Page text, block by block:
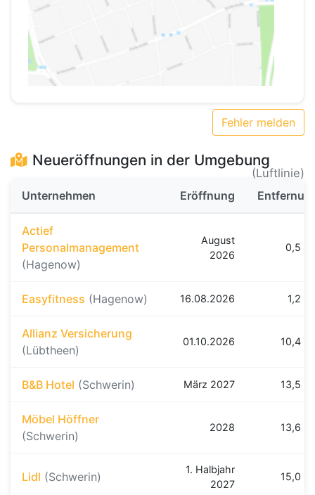
Fehler melden
Neueröffnungen in der Umgebung
(Luftlinie)
Unternehmen
Eröffnung
Actief
Personalmanagement
(Hagenow)
August
2026
0,5
Easyfitness (Hagenow) 16.08.2026 1,2
Allianz Versicherung
(Lübtheen)
01.10.2026 10,4
B&B Hotel (Schwerin) März 2027 13,5
Möbel Höffner
(Schwerin)
2028 13,6
Lidl (Schwerin)
1. Halbjahr
2027
15,0